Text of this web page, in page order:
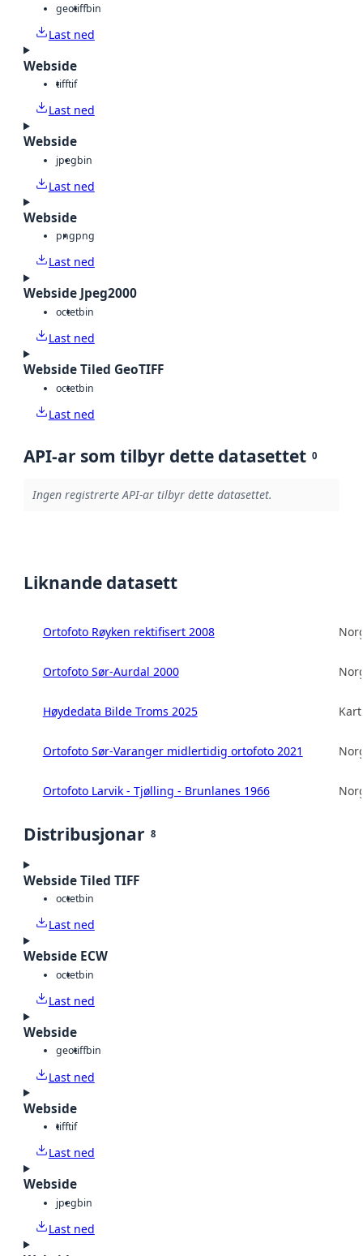
geotiffbin
Last ned
Webside
tifftif
Last ned
Webside
jpegbin
Last ned
Webside
pngpng
Last ned
Webside Jpeg2000
octetbin
Last ned
Webside Tiled GeoTIFF
octetbin
Last ned
API-ar som tilbyr dette datasettet 0
Ingen registrerte API-ar tilbyr dette datasettet.
Liknande datasett
Ortofoto Røyken rektifisert 2008
Ortofoto Sør-Aurdal 2000
Høydedata Bilde Troms 2025
Ortofoto Sør-Varanger midlertidig ortofoto 2021
Ortofoto Larvik - Tjølling - Brunlanes 1966
Distribusjonar 8
Webside Tiled TIFF
octetbin
Last ned
Webside ECW
octetbin
Last ned
Webside
geotiffbin
Last ned
Webside
tifftif
Last ned
Webside
jpegbin
Last ned